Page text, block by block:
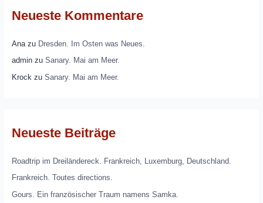
Neueste Kommentare
Anazu Dresden. Im Osten was Neues.
adminzu Sanary. Mai am Meer.
Krockzu Sanary. Mai am Meer.
Neueste Beiträge
Roadtrip im Dreiländereck. Frankreich, Luxemburg, Deutschland.
Frankreich. Toutes directions.
Gours. Ein französischer Traum namens Samka.